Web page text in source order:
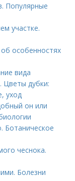
Популярные
участке.
особенностях
вида
Цветы дубки:
уход
он или
Ботаническое
чеснока.
Болезни